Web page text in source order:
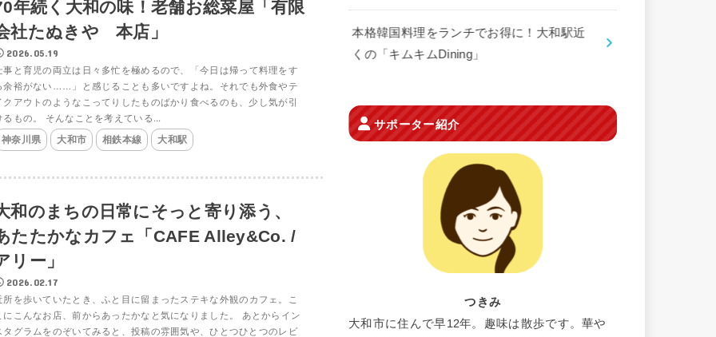
年続く大和の味！老舗お総菜屋「有限
社たぬきや 本店」
2026.05.19
事と育児の両立は日々多忙を極めるので、「今日は帰って料理をす
余裕がない……」と感じることも多いですよね。それでも外食やテ
クアウトのようなこってりしたものばかり食べるのも、少し気が引
るもの。 そんなことを考えている...
神奈川県 大和市 相鉄本線 大和駅
和のまちの日常にそっと寄り添う、
たたかなカフェ「CAFE Alley&Co. /
リー」
2026.02.17
所を歩いていたとき、ふと目に留まったステキな外観のカフェ。こ
にこんなお店、前からあったかなと気になりました。 あとからイン
タグラムをのぞいてみると、投稿の雰囲気や、ひとつひとつのレビ
本格韓国料理をランチでお得に！大和駅近
くの「キムキムDining」
サポーター紹介
つきみ
大和市に住んで早12年。趣味は散歩です。華や